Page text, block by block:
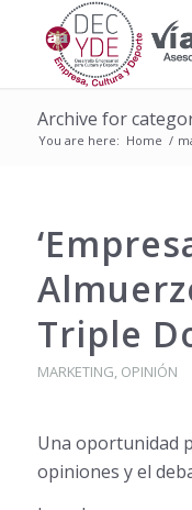
Archive for
You are here: Home /
Triple
MARKETING, OPINIÓN
Una oportunidad
opiniones y el